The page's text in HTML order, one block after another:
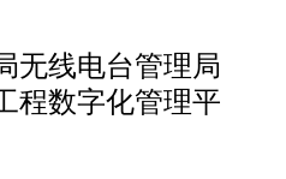
无线电台管理局
程数字化管理平